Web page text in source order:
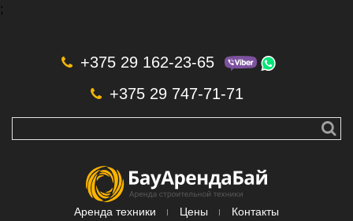
;
+375 29 162-23-65
+375 29 747-71-71
Аренда техники Цены Контакты